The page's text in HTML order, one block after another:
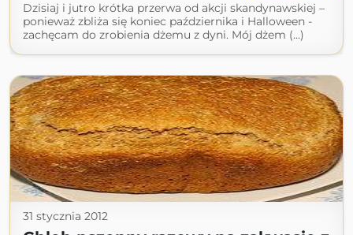
Dzisiaj i jutro krótka przerwa od akcji skandynawskiej –
ponieważ zbliża się koniec października i Halloween -
zachęcam do zrobienia dżemu z dyni. Mój dżem (...)
31 stycznia 2012